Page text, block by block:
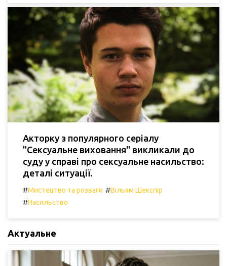
Акторку з популярного серіалу
"Сексуальне виховання" викликали до
суду у справі про сексуальне насильство:
деталі ситуації.
#Мистецтво та розваги #Вільям Шекспір
#Насильство
Актуальне